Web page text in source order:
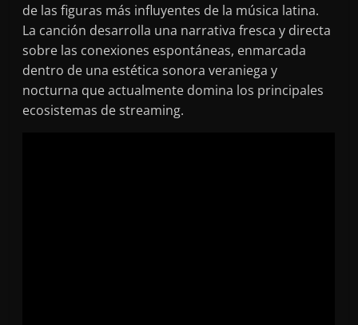
de las figuras más influyentes de la música latina.
La canción desarrolla una narrativa fresca y directa
sobre las conexiones espontáneas, enmarcada
dentro de una estética sonora veraniega y
nocturna que actualmente domina los principales
ecosistemas de streaming.